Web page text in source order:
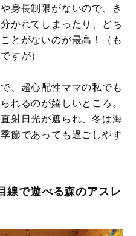
身長制限がないので、き
かれてしまったり、どち
とがないのが最高！（も
すが）
、超心配性ママの私でも
れるのが嬉しいところ。
射日光が遮られ、冬は海
節であっても過ごしやす
線で遊べる森のアスレ